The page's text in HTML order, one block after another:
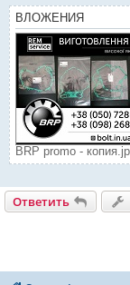
ВЛОЖЕНИЯ
BRP promo -
Ответить